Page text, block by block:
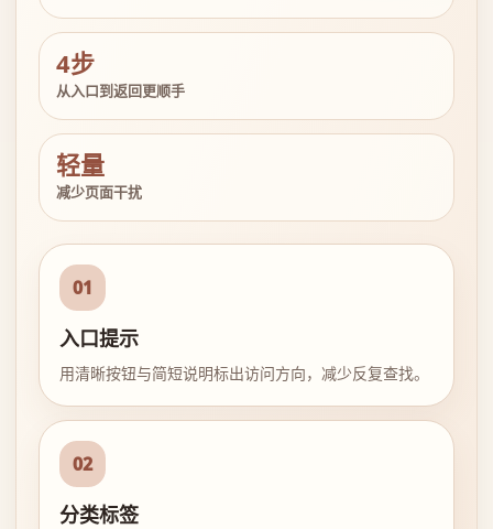
4步
从入口到返回更顺手
轻量
减少页面干扰
01
入口提示
用清晰按钮与简短说明标出访问方向，减少反复查找。
02
分类标签